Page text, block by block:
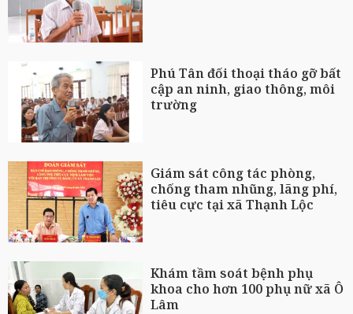
Phú Tân đối thoại tháo gỡ bất
cập an ninh, giao thông, môi
trường
Giám sát công tác phòng,
chống tham nhũng, lãng phí,
tiêu cực tại xã Thạnh Lộc
Khám tầm soát bệnh phụ
khoa cho hơn 100 phụ nữ xã Ô
Lâm